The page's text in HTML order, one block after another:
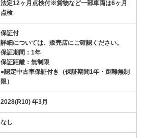
法定12ヶ月点検付※貨物など一部車両は6ヶ月
点検
保証付
詳細については、販売店にご確認ください。
保証期間：1年
保証距離：無制限
●認定中古車保証付き（保証期間1年・距離無制
限）
2028(R10) 年3月
なし